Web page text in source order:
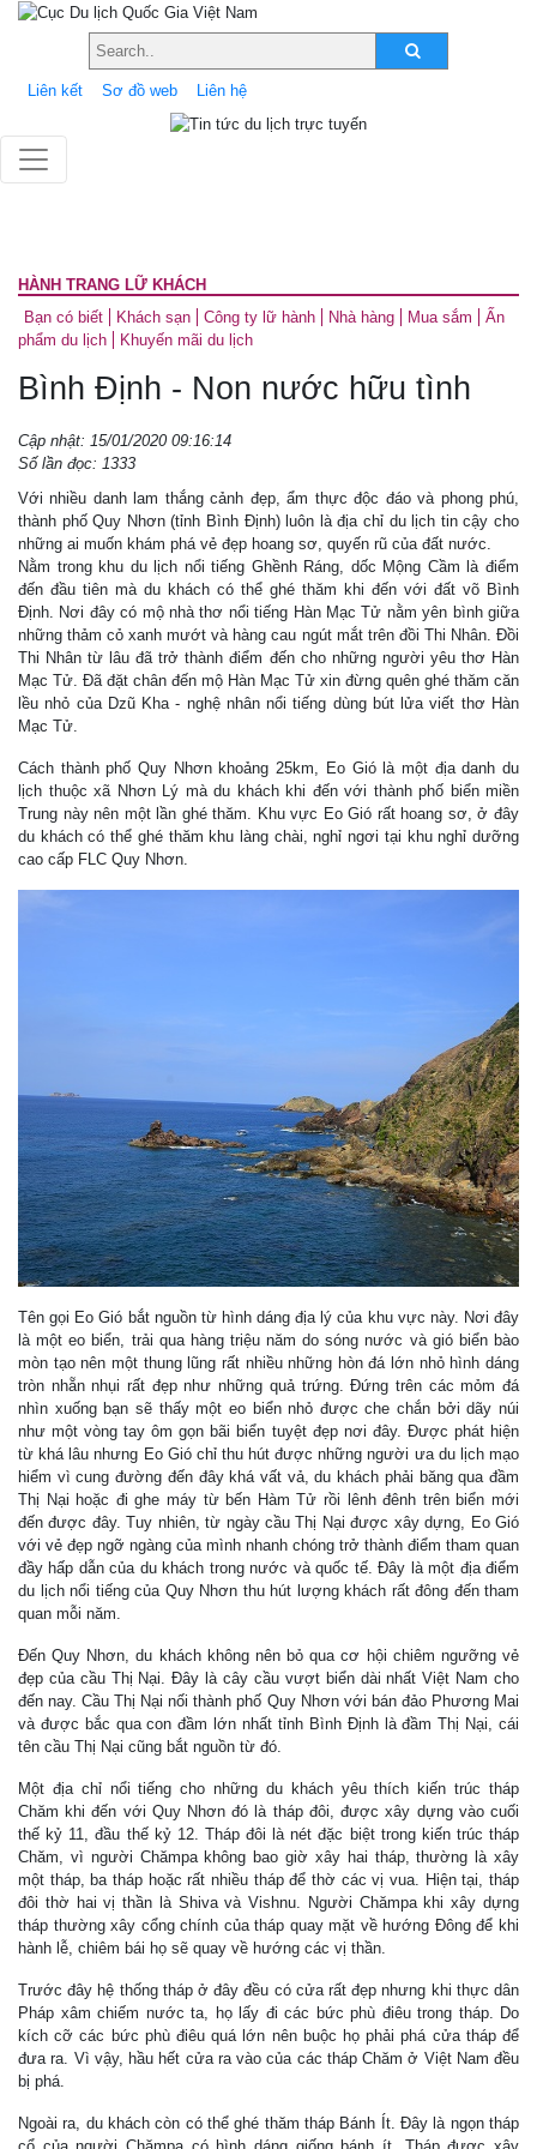
Liên kết Sơ đồ web Liên hệ
HÀNH TRANG LỮ KHÁCH
Bạn có biết
Khách sạn Công ty lữ hành Nhà hàng Mua sắm
Ấn
phẩm du lịch
Khuyến mãi du lịch
Bình Định - Non nước hữu tình
Cập nhật: 15/01/2020 09:16:14
Số lần đọc: 1333
Với nhiều danh lam thắng cảnh đẹp, ẩm thực độc đáo và phong phú,
thành phố Quy Nhơn (tỉnh Bình Định) luôn là địa chỉ du lịch tin cậy cho
những ai muốn khám phá vẻ đẹp hoang sơ, quyến rũ của đất nước.
Nằm trong khu du lịch nổi tiếng Ghềnh Ráng, dốc Mộng Cầm là điểm
đến đầu tiên mà du khách có thể ghé thăm khi đến với đất võ Bình
Định. Nơi đây có mộ nhà thơ nổi tiếng Hàn Mạc Tử nằm yên bình giữa
những thảm cỏ xanh mướt và hàng cau ngút mắt trên đồi Thi Nhân. Đồi
Thi Nhân từ lâu đã trở thành điểm đến cho những người yêu thơ Hàn
Mạc Tử. Đã đặt chân đến mộ Hàn Mạc Tử xin đừng quên ghé thăm căn
lều nhỏ của Dzũ Kha - nghệ nhân nổi tiếng dùng bút lửa viết thơ Hàn
Mạc Tử.
Cách thành phố Quy Nhơn khoảng 25km, Eo Gió là một địa danh du
lịch thuộc xã Nhơn Lý mà du khách khi đến với thành phố biển miền
Trung này nên một lần ghé thăm. Khu vực Eo Gió rất hoang sơ, ở đây
du khách có thể ghé thăm khu làng chài, nghỉ ngơi tại khu nghỉ dưỡng
cao cấp FLC Quy Nhơn.
Tên gọi Eo Gió bắt nguồn từ hình dáng địa lý của khu vực này. Nơi đây
là một eo biển, trải qua hàng triệu năm do sóng nước và gió biển bào
mòn tạo nên một thung lũng rất nhiều những hòn đá lớn nhỏ hình dáng
tròn nhẵn nhụi rất đẹp như những quả trứng. Đứng trên các mỏm đá
nhìn xuống bạn sẽ thấy một eo biển nhỏ được che chắn bởi dãy núi
như một vòng tay ôm gọn bãi biển tuyệt đẹp nơi đây. Được phát hiện
từ khá lâu nhưng Eo Gió chỉ thu hút được những người ưa du lịch mạo
hiểm vì cung đường đến đây khá vất vả, du khách phải băng qua đầm
Thị Nại hoặc đi ghe máy từ bến Hàm Tử rồi lênh đênh trên biển mới
đến được đây. Tuy nhiên, từ ngày cầu Thị Nại được xây dựng, Eo Gió
với vẻ đẹp ngỡ ngàng của mình nhanh chóng trở thành điểm tham quan
đầy hấp dẫn của du khách trong nước và quốc tế. Đây là một địa điểm
du lịch nổi tiếng của Quy Nhơn thu hút lượng khách rất đông đến tham
quan mỗi năm.
Đến Quy Nhơn, du khách không nên bỏ qua cơ hội chiêm ngưỡng vẻ
đẹp của cầu Thị Nại. Đây là cây cầu vượt biển dài nhất Việt Nam cho
đến nay. Cầu Thị Nại nối thành phố Quy Nhơn với bán đảo Phương Mai
và được bắc qua con đầm lớn nhất tỉnh Bình Định là đầm Thị Nại, cái
tên cầu Thị Nại cũng bắt nguồn từ đó.
Một địa chỉ nổi tiếng cho những du khách yêu thích kiến trúc tháp
Chăm khi đến với Quy Nhơn đó là tháp đôi, được xây dựng vào cuối
thế kỷ 11, đầu thế kỷ 12. Tháp đôi là nét đặc biệt trong kiến trúc tháp
Chăm, vì người Chămpa không bao giờ xây hai tháp, thường là xây
một tháp, ba tháp hoặc rất nhiều tháp để thờ các vị vua. Hiện tại, tháp
đôi thờ hai vị thần là Shiva và Vishnu. Người Chămpa khi xây dựng
tháp thường xây cổng chính của tháp quay mặt về hướng Đông để khi
hành lễ, chiêm bái họ sẽ quay về hướng các vị thần.
Trước đây hệ thống tháp ở đây đều có cửa rất đẹp nhưng khi thực dân
Pháp xâm chiếm nước ta, họ lấy đi các bức phù điêu trong tháp. Do
kích cỡ các bức phù điêu quá lớn nên buộc họ phải phá cửa tháp để
đưa ra. Vì vậy, hầu hết cửa ra vào của các tháp Chăm ở Việt Nam đều
bị phá.
Ngoài ra, du khách còn có thể ghé thăm tháp Bánh Ít. Đây là ngọn tháp